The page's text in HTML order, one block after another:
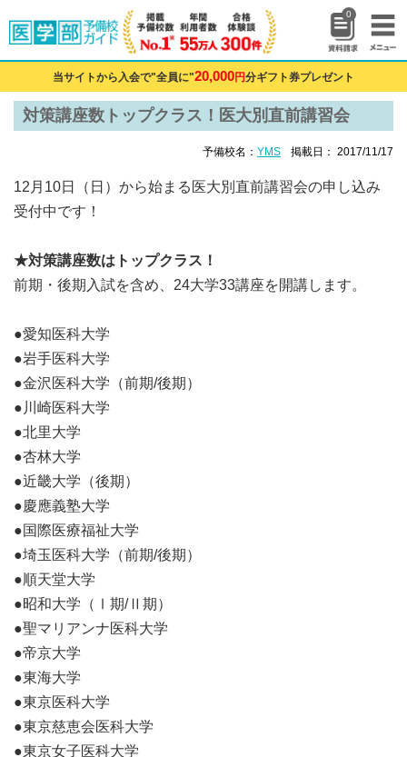
0
当サイトから入会で"全員に"20,000円分ギフト券プレゼント
対策講座数トップクラス！医大別直前講習会
予備校名： YMS 掲載日： 2017/11/17
12月10日（日）から始まる医大別直前講習会の申し込み
受付中です！
★対策講座数はトップクラス！
前期・後期入試を含め、24大学33講座を開講します。
●愛知医科大学
●岩手医科大学
●金沢医科大学（前期/後期）
●川崎医科大学
●北里大学
●杏林大学
●近畿大学（後期）
●慶應義塾大学
●国際医療福祉大学
●埼玉医科大学（前期/後期）
●順天堂大学
●昭和大学（Ⅰ期/Ⅱ期）
●聖マリアンナ医科大学
●帝京大学
●東海大学
●東京医科大学
●東京慈恵会医科大学
●東京女子医科大学